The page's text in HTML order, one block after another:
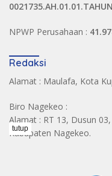
NPWP Perusahaan :
Redaksi
Alamat : Maulafa, Kota
Biro Nagekeo :
Alamat : RT 13, Dusun
Kabupaten Nagekeo.
tutup